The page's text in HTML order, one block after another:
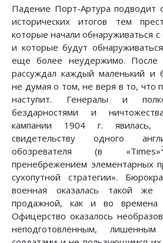
Падение Порт-Артура подводит
исторических итогов тем
которые начали обнаруживаться
и которые будут
еще более неудержимо.
рассуждал каждый маленький и
не думая о том, не веря в то, что
наступит. Генералы и
бездарностями и
кампании 1904 г. явилась,
свидетельству одного
обозревателя (в «Times»
пренебрежением элементарных
сухопутной стратегии».
военная оказалась такой же
продажной, как и во времена
Офицерство оказалось
неподготовленным,